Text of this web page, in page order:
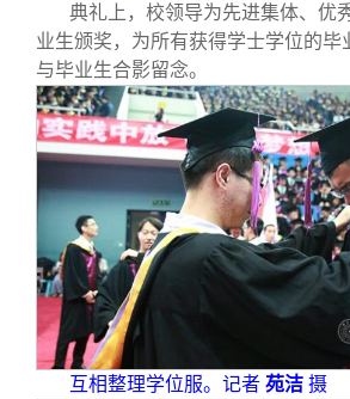
典礼上，校领导为先进集体、优
业生颁奖，为所有获得学士学位的毕
与毕业生合影留念。
互相整理学位服。记者 苑洁 摄